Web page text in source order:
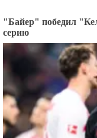
"Байер" победил
серию